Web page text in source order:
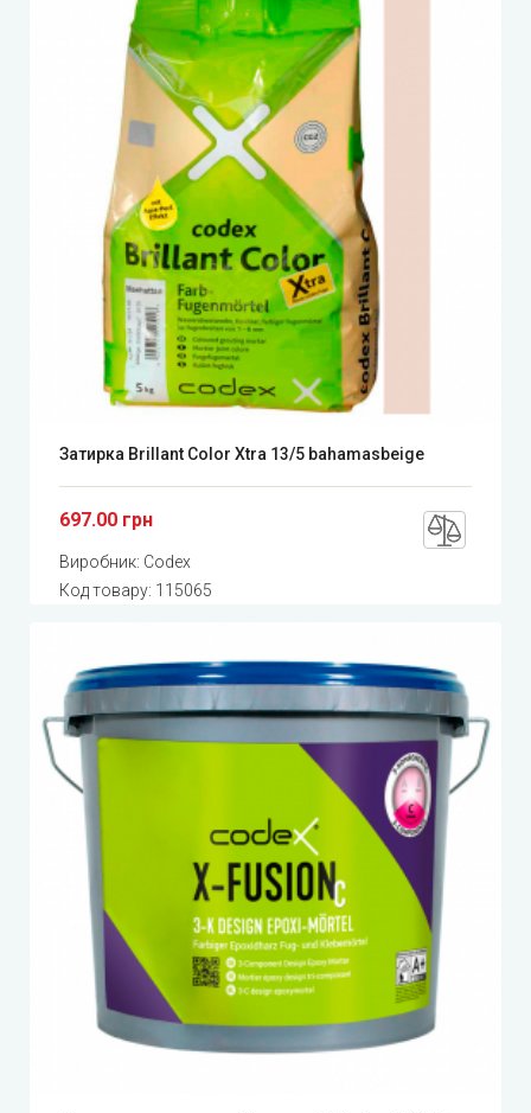
Затирка Brillant Color Xtra 13/5 bahamasbeige
697.00 грн
Виробник: Codex
Код товару: 115065